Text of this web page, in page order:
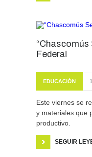
“Chascomús
Federal
EDUCACIÓN
Este viernes se
y materiales que
productivo.
SEGUIR